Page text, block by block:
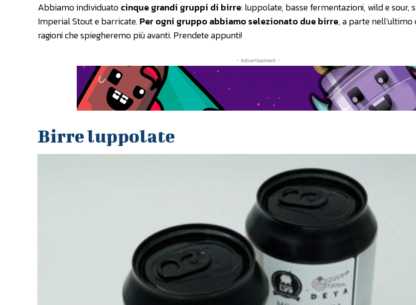
Abbiamo individuatocinque grandi gruppi di birre: luppolate, basse fermentazioni, wild e sour,
Imperial Stout e barricate.Per ogni gruppo abbiamo selezionato due birre, a parte nell’ultimo
ragioni che spiegheremo più avanti. Prendete appunti!
- Advertisement -
Birre luppolate